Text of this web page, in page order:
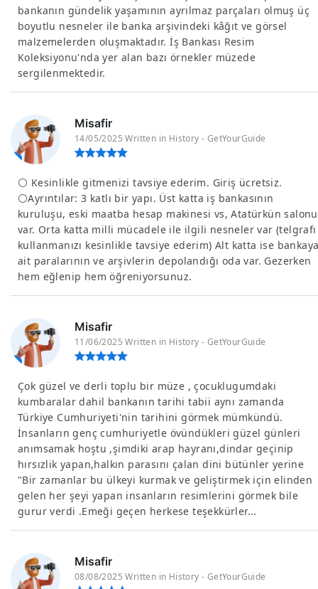
bankanın gündelik yaşamının ayrılmaz parçaları olmuş üç
boyutlu nesneler ile banka arşivindeki kâğıt ve görsel
malzemelerden oluşmaktadır. İş Bankası Resim
Koleksiyonu'nda yer alan bazı örnekler müzede
sergilenmektedir.
Misafir
14/05/2025 Written in History - GetYourGuide
⚪️ Kesinlikle gitmenizi tavsiye ederim. Giriş ücretsiz.
⚪️Ayrıntılar: 3 katlı bir yapı. Üst katta iş bankasının
kuruluşu, eski maatba hesap makinesi vs, Atatürkün salonu
var. Orta katta milli mücadele ile ilgili nesneler var (telgrafı
kullanmanızı kesinlikle tavsiye ederim) Alt katta ise
ait paralarının ve arşivlerin depolandığı oda var. Gezerken
hem eğlenip hem öğreniyorsunuz.
Misafir
11/06/2025 Written in History - GetYourGuide
Çok güzel ve derli toplu bir müze , çocuklugumdaki
kumbaralar dahil bankanın tarihi tabii aynı zamanda
Türkiye Cumhuriyeti'nin tarihini görmek mümkündü.
İnsanların genç cumhuriyetle övündükleri güzel günleri
anımsamak hoştu ,şimdiki arap hayranı,dindar geçinip
hırsızlik yapan,halkın parasını çalan dini bütünler yerine
"Bir zamanlar bu ülkeyi kurmak ve geliştirmek için elinden
gelen her şeyi yapan insanların resimlerini görmek bile
gurur verdi .Emeği geçen herkese teşekkürler...
Misafir
08/08/2025 Written in History - GetYourGuide